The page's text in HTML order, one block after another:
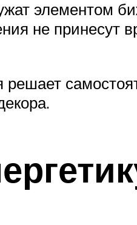
элементом
не принесут